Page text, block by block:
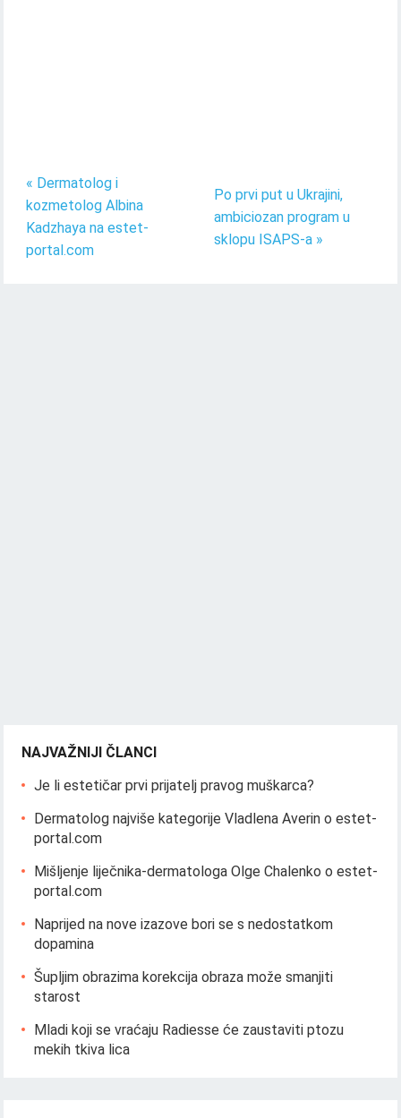
« Dermatolog i
kozmetolog Albina
Kadzhaya na estet-
portal.com
Po prvi put u Ukrajini,
ambiciozan program u
sklopu ISAPS-a »
NAJVAŽNIJI ČLANCI
Je li estetičar prvi prijatelj pravog muškarca?
Dermatolog najviše kategorije Vladlena Averin o estet-
portal.com
Mišljenje liječnika-dermatologa Olge Chalenko o estet-
portal.com
Naprijed na nove izazove bori se s nedostatkom
dopamina
Šupljim obrazima korekcija obraza može smanjiti
starost
Mladi koji se vraćaju Radiesse će zaustaviti ptozu
mekih tkiva lica